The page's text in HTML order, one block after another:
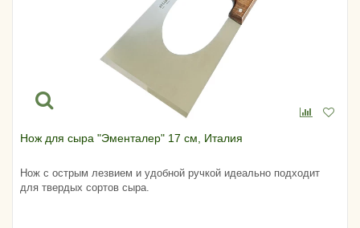
Нож для сыра "Эменталер" 17 см, Италия
Нож с острым лезвием и удобной ручкой идеально подходит
для твердых сортов сыра.